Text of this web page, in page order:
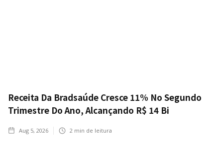
Receita Da Bradsaúde Cresce 11% No Segundo
Trimestre Do Ano, Alcançando R$ 14 Bi
Aug 5, 2026 2 min de leitura